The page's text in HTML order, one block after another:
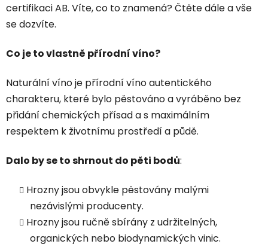
certifikaci AB. Víte, co to znamená? Čtěte dále a vše
se dozvíte.
Co je to vlastně přírodní víno?
Naturální víno je přírodní víno autentického
charakteru, které bylo pěstováno a vyráběno bez
přidání chemických přísad a s maximálním
respektem k životnímu prostředí a půdě.
Dalo by se to shrnout do pěti bodů:
Hrozny jsou obvykle pěstovány malými
nezávislými producenty.
Hrozny jsou ručně sbírány z udržitelných,
organických nebo biodynamických vinic.